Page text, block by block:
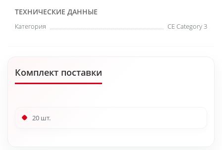
ТЕХНИЧЕСКИЕ ДАННЫЕ
Категория CE Category 3
Комплект поставки
20 шт.